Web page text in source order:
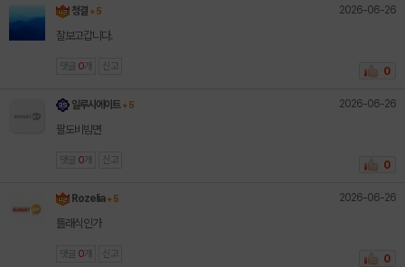
청결 + 5 2026-06-26
잘보고갑니다.
댓글 0 개 신고 0
일루시에이트 + 5 2026-06-26
팔도비빔면
댓글 0 개 신고 0
Rozelia + 5 2026-06-26
틀래식인가
댓글 0 개 신고 0